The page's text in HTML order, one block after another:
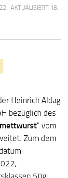
· AKTUALISIERT 18.
Heinrich Aldag
bezüglich des
“ vom
Zum dem
50g,